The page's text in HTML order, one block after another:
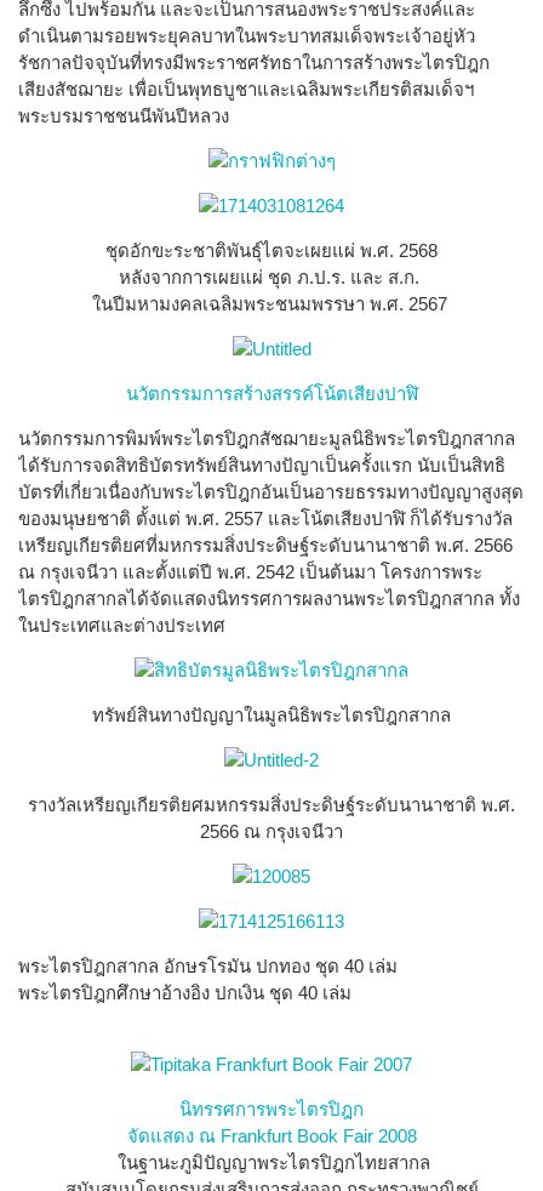
ลึกซึ้ง ไปพร้อมกัน และจะเป็นการสนองพระราชประสงค์และ
ดำเนินตามรอยพระยุคลบาทในพระบาทสมเด็จพระเจ้าอยู่หัว
รัชกาลปัจจุบันที่ทรงมีพระราชศรัทธาในการสร้างพระไตรปิฎก
เสียงสัชฌายะ เพื่อเป็นพุทธบูชาและเฉลิมพระเกียรติสมเด็จฯ
พระบรมราชชนนีพันปีหลวง
ชุดอักขะระชาติพันธุ์ไตจะเผยแผ่ พ.ศ. 2568
หลังจากการเผยแผ่ ชุด ภ.ป.ร. และ ส.ก.
ในปีมหามงคลเฉลิมพระชนมพรรษา พ.ศ. 2567
นวัตกรรมการสร้างสรรค์โน้ตเสียงปาฬิ
นวัตกรรมการพิมพ์พระไตรปิฎกสัชฌายะมูลนิธิพระไตรปิฎกสากล
ได้รับการจดสิทธิบัตรทรัพย์สินทางปัญาเป็นครั้งแรก นับเป็นสิทธิ
บัตรที่เกี่ยวเนื่องกับพระไตรปิฎกอันเป็นอารยธรรมทางปัญญาสูงสุด
ของมนุษยชาติ ตั้งแต่ พ.ศ. 2557 และโน้ตเสียงปาฬิ ก็ได้รับรางวัล
เหรียญเกียรติยศที่มหกรรมสิ่งประดิษฐ์ระดับนานาชาติ พ.ศ. 2566
ณ กรุงเจนีวา และตั้งแต่ปี พ.ศ. 2542 เป็นต้นมา โครงการพระ
ไตรปิฎกสากลได้จัดแสดงนิทรรศการผลงานพระไตรปิฎกสากล ทั้ง
ในประเทศและต่างประเทศ
ทรัพย์สินทางปัญญาในมูลนิธิพระไตรปิฎกสากล
รางวัลเหรียญเกียรติยศมหกรรมสิ่งประดิษฐ์ระดับนานาชาติ พ.ศ.
2566 ณ กรุงเจนีวา
พระไตรปิฎกสากล อักษรโรมัน ปกทอง ชุด 40 เล่ม
พระไตรปิฎกศึกษาอ้างอิง ปกเงิน ชุด 40 เล่ม
นิทรรศการพระไตรปิฎก
จัดแสดง ณ Frankfurt Book Fair 2008
​ ในฐานะภูมิปัญญาพระไตรปิฎกไทยสากล